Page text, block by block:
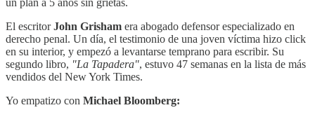
El escritorJohn Grisham era abogado defensor especializado en
derecho penal. Un día, el testimonio de una joven víctima hizo click
en su interior, y empezó a levantarse temprano para escribir. Su
segundo libro, "La Tapadera", estuvo 47 semanas en la lista de más
vendidos del New York Times.
Yo empatizo con Michael Bloomberg: